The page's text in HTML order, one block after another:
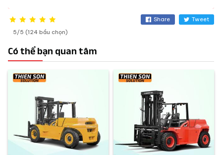
5/5 (124 bầu chọn)
Share Tweet
Có thể bạn quan tâm